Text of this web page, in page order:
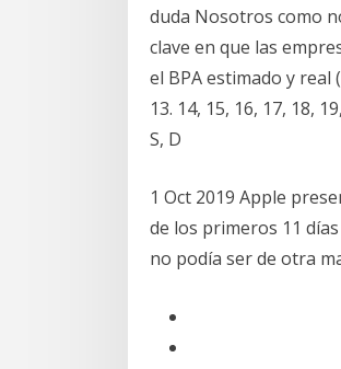
duda Nosotros como
clave en que las
el BPA estimado y real
13. 14, 15, 16, 17, 18,
S, D
1 Oct 2019 Apple
de los primeros 11
no podía ser de otra